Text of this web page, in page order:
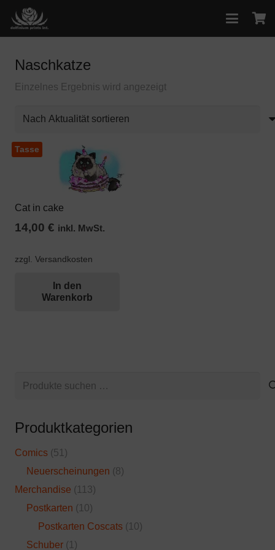
Naschkatze
Einzelnes Ergebnis wird angezeigt
Tasse
Cat in cake
14,00 € inkl. MwSt.
zzgl. Versandkosten
In den
Warenkorb
Suchen
Produktkategorien
Comics (51)
Neuerscheinungen (8)
Merchandise (113)
Postkarten (10)
Postkarten Coscats (10)
Schuber (1)